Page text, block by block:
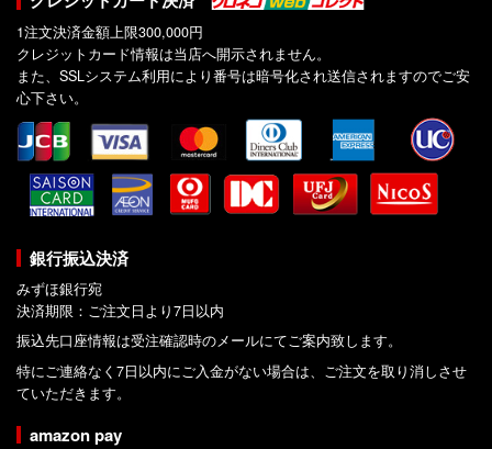
1注文決済金額上限300,000円
クレジットカード情報は当店へ開示されません。
また、SSLシステム利用により番号は暗号化され送信されますのでご安
心下さい。
銀行振込決済
みずほ銀行宛
決済期限：ご注文日より7日以内
振込先口座情報は受注確認時のメールにてご案内致します。
特にご連絡なく7日以内にご入金がない場合は、ご注文を取り消しさせ
ていただきます。
amazon pay